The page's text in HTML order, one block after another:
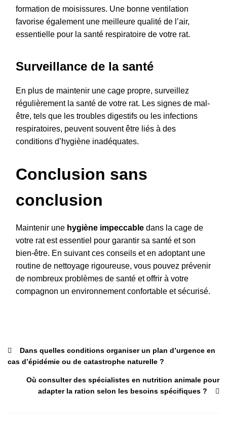
formation de moisissures. Une bonne ventilation
favorise également une meilleure qualité de l’air,
essentielle pour la santé respiratoire de votre rat.
Surveillance de la santé
En plus de maintenir une cage propre, surveillez
régulièrement la santé de votre rat. Les signes de mal-
être, tels que les troubles digestifs ou les infections
respiratoires, peuvent souvent être liés à des
conditions d’hygiène inadéquates.
Conclusion sans
conclusion
Maintenir une hygiène impeccable dans la cage de
votre rat est essentiel pour garantir sa santé et son
bien-être. En suivant ces conseils et en adoptant une
routine de nettoyage rigoureuse, vous pouvez prévenir
de nombreux problèmes de santé et offrir à votre
compagnon un environnement confortable et sécurisé.
Dans quelles conditions organiser un plan d’urgence en
cas d’épidémie ou de catastrophe naturelle ?
Où consulter des spécialistes en nutrition animale pour
adapter la ration selon les besoins spécifiques ?